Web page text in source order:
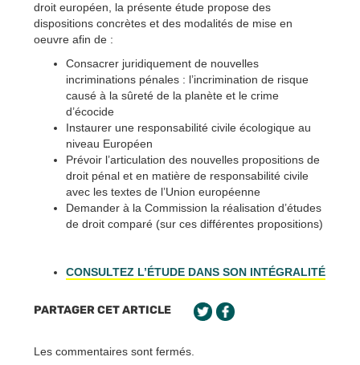
droit européen, la présente étude propose des
dispositions concrètes et des modalités de mise en
oeuvre afin de :
Consacrer juridiquement de nouvelles
incriminations pénales : l’incrimination de risque
causé à la sûreté de la planète et le crime
d’écocide
Instaurer une responsabilité civile écologique au
niveau Européen
Prévoir l’articulation des nouvelles propositions de
droit pénal et en matière de responsabilité civile
avec les textes de l’Union européenne
Demander à la Commission la réalisation d’études
de droit comparé (sur ces différentes propositions)
CONSULTEZ L’ÉTUDE DANS SON INTÉGRALITÉ
PARTAGER CET ARTICLE
Les commentaires sont fermés.